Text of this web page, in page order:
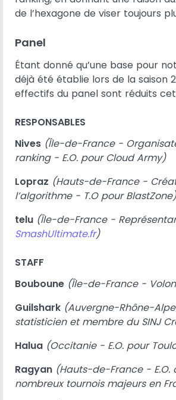
de l’hexagone de viser toujours
Panel
Étant donné qu’une base pour
déjà été établie lors de la saison
effectifs du panel sont réduits
RESPONSABLES
Nives (Île-de-France -
ranking - E.O. pour Cloud Army)
Lopraz (Hauts-de-France -
l’algorithme - T.O pour BlastZone)
telu (Île-de-France -
SmashUltimate.fr)
STAFF
Bouboune (Île-de-France -
Guilshark (Auvergne-Rhône-
statisticien et membre du SINJ
Halua (Occitanie - E.O. pour
Ragyan (Hauts-de-France - E.O.
nombreux tournois majeurs en